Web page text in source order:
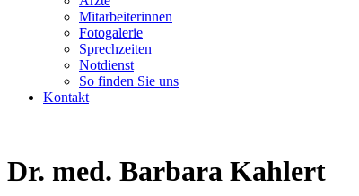
Mitarbeiterinnen
Fotogalerie
Sprechzeiten
Notdienst
So finden Sie uns
Kontakt
Dr. med. Barbara Kahlert